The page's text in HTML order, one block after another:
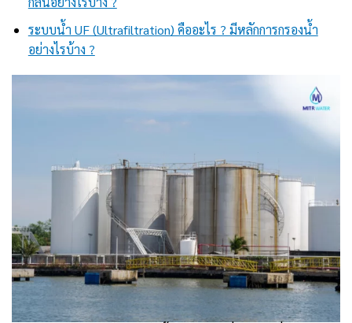
ระบบน้ำ UF (Ultrafiltration) คืออะไร ? มีหลักการกรองน้ำ
อย่างไรบ้าง ?